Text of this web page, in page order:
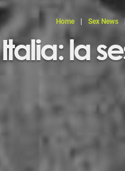
Home Sex News
Italia: la